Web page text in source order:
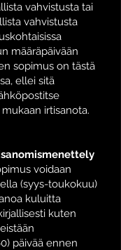
vahvistusta tai
vahvistusta
määräpäivään
sopimus on tästä
ellei sitä
irtisanota.
voidaan
(syys-toukokuu)
kuluitta
kuten
päivää ennen